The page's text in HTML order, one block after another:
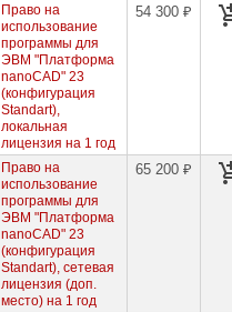
Право на
использование
программы для
ЭВМ "Платформа
nanoCAD" 23
(конфигурация
Standart),
локальная
лицензия на 1 год
54 300 ₽
Право на
использование
программы для
ЭВМ "Платформа
nanoCAD" 23
(конфигурация
Standart), сетевая
лицензия (доп.
место) на 1 год
65 200 ₽